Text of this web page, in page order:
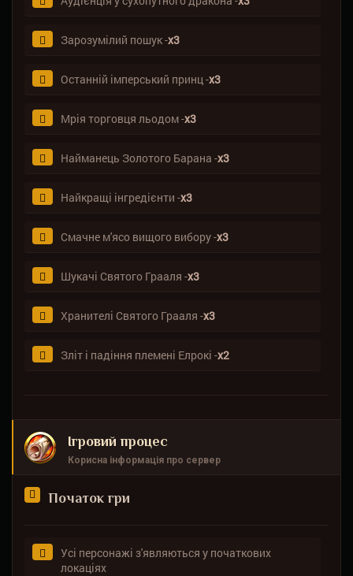
Зарозумілий пошук -х3
Останній імперський принц -х3
Мрія торговця льодом -х3
Найманець Золотого Барана -х3
Найкращі інгредієнти -х3
Смачне м'ясо вищого вибору -х3
Шукачі Святого Грааля -х3
Хранителі Святого Грааля -х3
Зліт і падіння племені Елрокі -х2
Ігровий процес
Корисна інформація про сервер
Початок гри
Усі персонажі з'являються у початкових
локаціях